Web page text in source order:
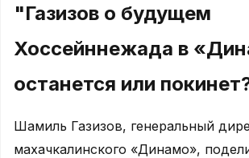
"Газизов о будущем
Хоссейннежада в
останется или
Шамиль Газизов, генеральный
махачкалинского «Динамо»,